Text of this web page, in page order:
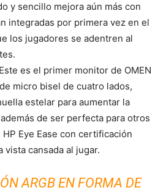
y sencillo mejora aún más con
integradas por primera vez en el
los jugadores se adentren al
es el primer monitor de OMEN
micro bisel de cuatro lados,
estelar para aumentar la
de ser perfecta para otros
Eye Ease con certificación
vista cansada al jugar.
ARGB EN FORMA DE